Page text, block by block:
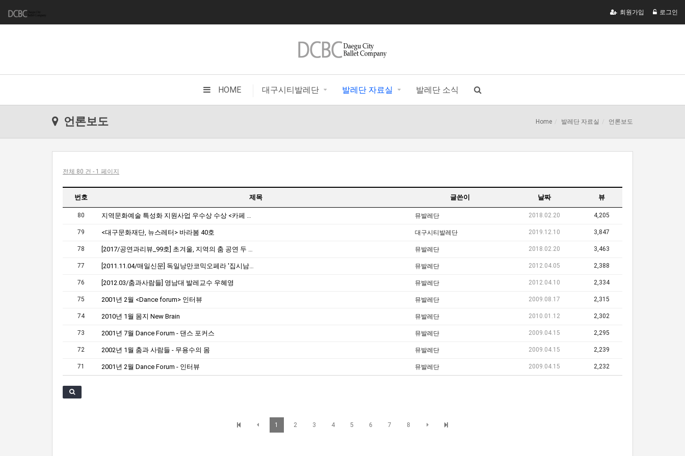
회원가입 로그인
HOME 대구시티발레단 발레단 자료실 발레단 소식
언론보도 Home 발레단 자료실 언론보도
전체 80 건 - 1 페이지
번호 제목 글쓴이 날짜 뷰
80 지역문화예술 특성화 지원사업 우수상 수상 <카페 아루스> 뮤발레단 2018.02.20 4,205
79 <대구문화재단, 뉴스레터> 바라봄 40호 대구시티발레단 2019.12.10 3,847
78 [2017/공연과리뷰_99호] 초겨울, 지역의 춤 공연 두 편 뮤발레단 2018.02.20 3,463
77 [2011.11.04/매일신문] 독일낭만코믹오페라 '집시남작' 대구서 초연 뮤발레단 2012.04.05 2,388
76 [2012.03/춤과사람들] 영남대 발레교수 우혜영 뮤발레단 2012.04.10 2,334
75 2001년 2월 <Dance forum> 인터뷰 뮤발레단 2009.08.17 2,315
74 2010년 1월 몸지 New Brain 뮤발레단 2010.01.12 2,302
73 2001년 7월 Dance Forum - 댄스 포커스 뮤발레단 2009.04.15 2,295
72 2002년 1월 춤과 사람들 - 무용수의 몸 뮤발레단 2009.04.15 2,239
71 2001년 2월 Dance Forum - 인터뷰 뮤발레단 2009.04.15 2,232
1 2 3 4 5 6 7 8